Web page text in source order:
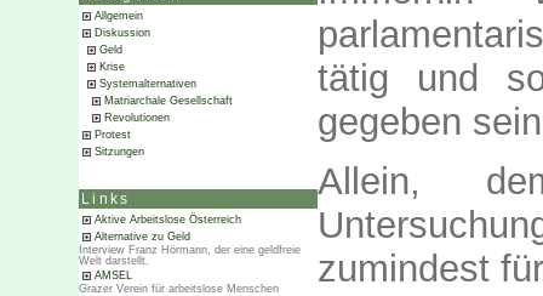
Allgemein
Diskussion
Geld
Krise
Systemalternativen
Matriarchale Gesellschaft
Revolutionen
Protest
Sitzungen
Links
Aktive Arbeitslose Österreich
Alternative zu Geld
Interview Franz Hörmann, der eine geldfreie
Welt darstellt.
AMSEL
Grazer Verein für arbeitslose Menschen
tätig und
gegeben
Allein,
zumindest